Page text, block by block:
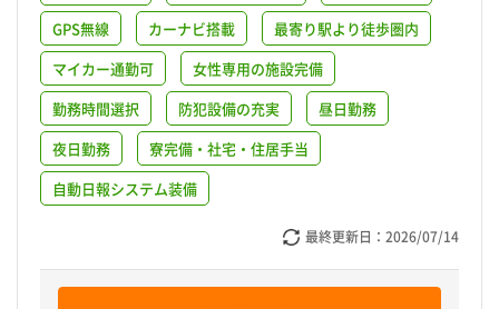
GPS無線
カーナビ搭載
最寄り駅より徒歩圏内
マイカー通勤可
女性専用の施設完備
勤務時間選択
防犯設備の充実
昼日勤務
夜日勤務
寮完備・社宅・住居手当
自動日報システム装備
最終更新日： 2026/07/14